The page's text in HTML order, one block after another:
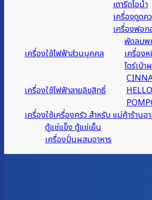
เตารีดไอน้ำ
เครื่องดูดค
เครื่องฟอก
เครื่องใช้ไฟฟ้าส่วนบุคคล
พัดลมพ
เครื่อง
ไดร์เป่า
เครื่องใช้ไฟฟ้าลายลิขสิทธิ์
เครื่องใช้เครื่องครัว สำหรับ แม่ค้าร้านอ
ตู้แช่แข็ง ตู้แช่เย็น
เครื่องปั่นผสมอาหาร